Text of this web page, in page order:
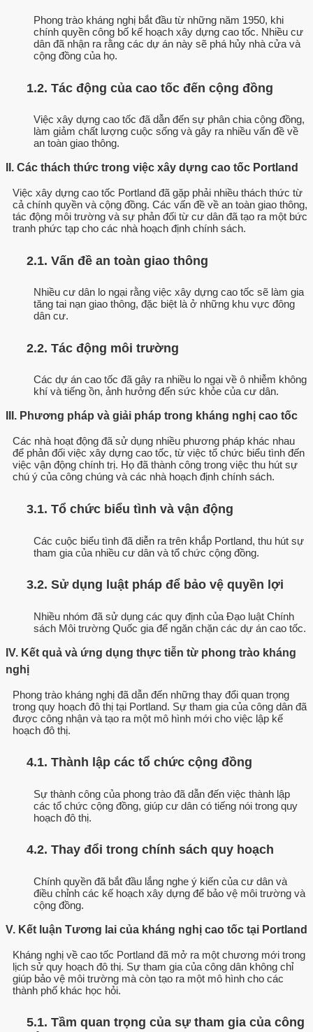
Phong trào kháng nghị bắt đầu từ những năm 1950, khi
chính quyền công bố kế hoạch xây dựng cao tốc. Nhiều cư
dân đã nhận ra rằng các dự án này sẽ phá hủy nhà cửa và
cộng đồng của họ.
1.2. Tác động của cao tốc đến cộng đồng
Việc xây dựng cao tốc đã dẫn đến sự phân chia cộng đồng,
làm giảm chất lượng cuộc sống và gây ra nhiều vấn đề về
an toàn giao thông.
II. Các thách thức trong việc xây dựng cao tốc Portland
Việc xây dựng cao tốc Portland đã gặp phải nhiều thách thức từ
cả chính quyền và cộng đồng. Các vấn đề về an toàn giao thông,
tác động môi trường và sự phản đối từ cư dân đã tạo ra một bức
tranh phức tạp cho các nhà hoạch định chính sách.
2.1. Vấn đề an toàn giao thông
Nhiều cư dân lo ngại rằng việc xây dựng cao tốc sẽ làm gia
tăng tai nạn giao thông, đặc biệt là ở những khu vực đông
dân cư.
2.2. Tác động môi trường
Các dự án cao tốc đã gây ra nhiều lo ngại về ô nhiễm không
khí và tiếng ồn, ảnh hưởng đến sức khỏe của cư dân.
III. Phương pháp và giải pháp trong kháng nghị cao tốc
Các nhà hoạt động đã sử dụng nhiều phương pháp khác nhau
để phản đối việc xây dựng cao tốc, từ việc tổ chức biểu tình đến
việc vận động chính trị. Họ đã thành công trong việc thu hút sự
chú ý của công chúng và các nhà hoạch định chính sách.
3.1. Tổ chức biểu tình và vận động
Các cuộc biểu tình đã diễn ra trên khắp Portland, thu hút sự
tham gia của nhiều cư dân và tổ chức cộng đồng.
3.2. Sử dụng luật pháp để bảo vệ quyền lợi
Nhiều nhóm đã sử dụng các quy định của Đạo luật Chính
sách Môi trường Quốc gia để ngăn chặn các dự án cao tốc.
IV. Kết quả và ứng dụng thực tiễn từ phong trào kháng
nghị
Phong trào kháng nghị đã dẫn đến những thay đổi quan trọng
trong quy hoạch đô thị tại Portland. Sự tham gia của công dân đã
được công nhận và tạo ra một mô hình mới cho việc lập kế
hoạch đô thị.
4.1. Thành lập các tổ chức cộng đồng
Sự thành công của phong trào đã dẫn đến việc thành lập
các tổ chức cộng đồng, giúp cư dân có tiếng nói trong quy
hoạch đô thị.
4.2. Thay đổi trong chính sách quy hoạch
Chính quyền đã bắt đầu lắng nghe ý kiến của cư dân và
điều chỉnh các kế hoạch xây dựng để bảo vệ môi trường và
cộng đồng.
V. Kết luận Tương lai của kháng nghị cao tốc tại Portland
Kháng nghị về cao tốc Portland đã mở ra một chương mới trong
lịch sử quy hoạch đô thị. Sự tham gia của công dân không chỉ
giúp bảo vệ môi trường mà còn tạo ra một mô hình cho các
thành phố khác học hỏi.
5.1. Tầm quan trọng của sự tham gia của công